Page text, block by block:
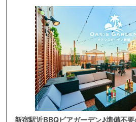
新宿駅近BBQビアガーデン♪準備不